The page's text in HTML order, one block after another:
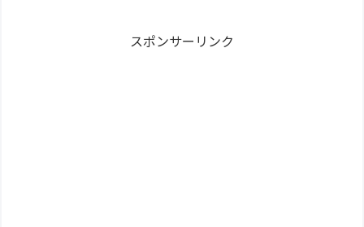
月～１1月の土日祝日【営業時
業】10:00～16:00（7・8月は
スポンサーリンク